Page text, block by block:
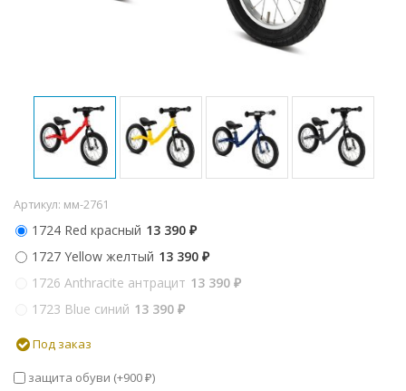
Артикул: мм-2761
1724 Red красный 13 390 ₽
1727 Yellow желтый 13 390 ₽
1726 Anthracite антрацит 13 390 ₽
1723 Blue синий 13 390 ₽
Под заказ
защита обуви (+900 ₽)